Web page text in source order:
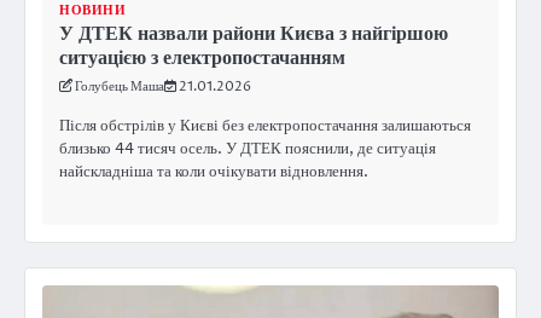
НОВИНИ
У ДТЕК назвали райони Києва з найгіршою
ситуацією з електропостачанням
Голубець Маша 21.01.2026
Після обстрілів у Києві без електропостачання залишаються
близько 44 тисяч осель. У ДТЕК пояснили, де ситуація
найскладніша та коли очікувати відновлення.